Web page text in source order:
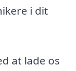
i dit
at lade os